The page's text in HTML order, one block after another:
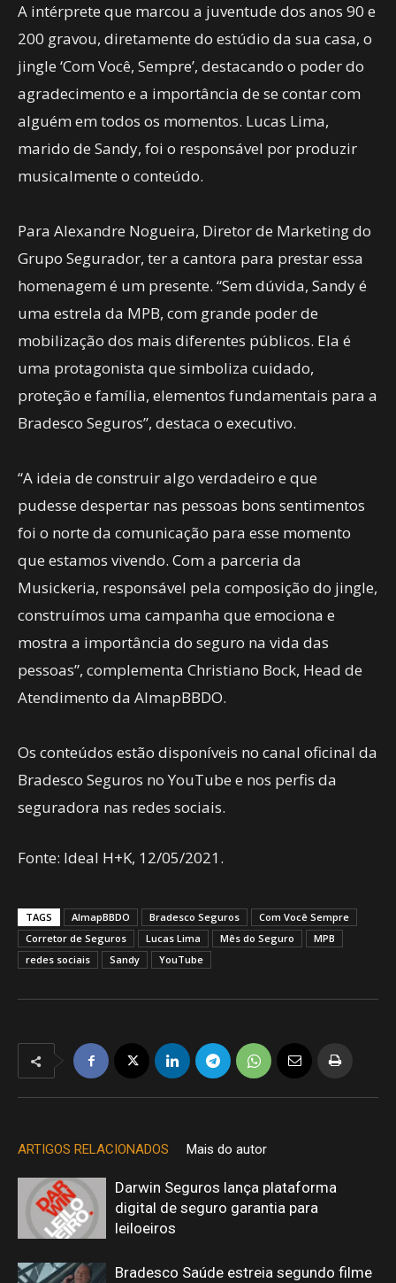
A intérprete que marcou a juventude dos anos 90 e
200 gravou, diretamente do estúdio da sua casa, o
jingle ‘Com Você, Sempre’, destacando o poder do
agradecimento e a importância de se contar com
alguém em todos os momentos. Lucas Lima,
marido de Sandy, foi o responsável por produzir
musicalmente o conteúdo.
Para Alexandre Nogueira, Diretor de Marketing do
Grupo Segurador, ter a cantora para prestar essa
homenagem é um presente. “Sem dúvida, Sandy é
uma estrela da MPB, com grande poder de
mobilização dos mais diferentes públicos. Ela é
uma protagonista que simboliza cuidado,
proteção e família, elementos fundamentais para a
Bradesco Seguros”, destaca o executivo.
“A ideia de construir algo verdadeiro e que
pudesse despertar nas pessoas bons sentimentos
foi o norte da comunicação para esse momento
que estamos vivendo. Com a parceria da
Musickeria, responsável pela composição do jingle,
construímos uma campanha que emociona e
mostra a importância do seguro na vida das
pessoas”, complementa Christiano Bock, Head de
Atendimento da AlmapBBDO.
Os conteúdos estão disponíveis no canal oficinal da
Bradesco Seguros no YouTube e nos perfis da
seguradora nas redes sociais.
Fonte: Ideal H+K, 12/05/2021.
TAGS AlmapBBDO Bradesco Seguros
Com Você Sempre
Corretor de Seguros
Lucas Lima Mês do Seguro
MPB
redes sociais
Sandy YouTube
ARTIGOS RELACIONADOS Mais do autor
Darwin Seguros lança plataforma
digital de seguro garantia para
leiloeiros
Bradesco Saúde estreia segundo filme